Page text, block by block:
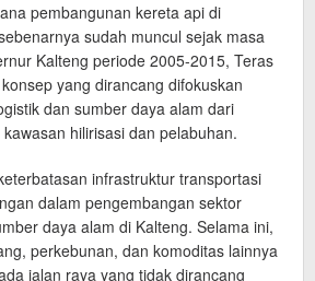
pembangunan kereta api di
sudah muncul sejak masa
Kalteng periode 2005-2015, Teras
yang dirancang difokuskan
dan sumber daya alam dari
hilirisasi dan pelabuhan.
infrastruktur transportasi
dalam pengembangan sektor
daya alam di Kalteng. Selama ini,
perkebunan, dan komoditas lainnya
jalan raya yang tidak dirancang